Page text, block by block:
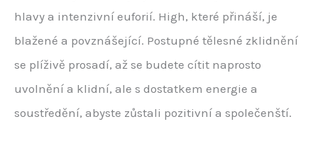
hlavy a intenzivní euforií. High, které přináší, je
blažené a povznášející. Postupné tělesné zklidnění
se plíživě prosadí, až se budete cítit naprosto
uvolnění a klidní, ale s dostatkem energie a
soustředění, abyste zůstali pozitivní a společenští.